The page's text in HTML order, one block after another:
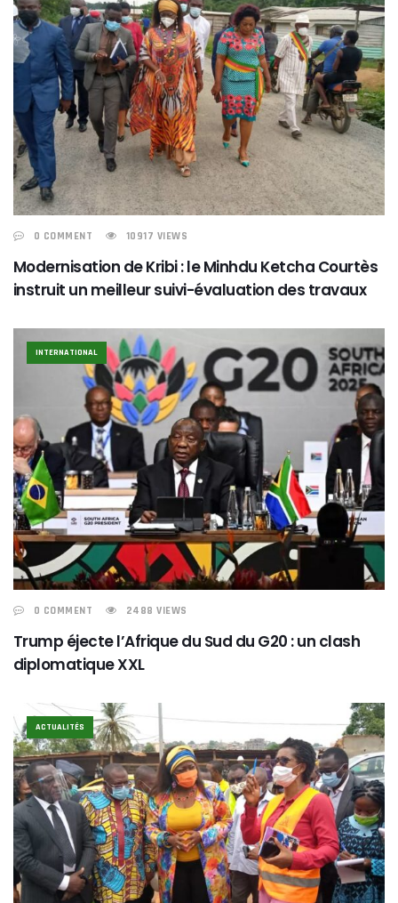
0 COMMENT 10917 VIEWS
Modernisation de Kribi : le Minhdu Ketcha Courtès
instruit un meilleur suivi-évaluation des travaux
INTERNATIONAL
0 COMMENT 2488 VIEWS
Trump éjecte l’Afrique du Sud du G20 : un clash
diplomatique XXL
ACTUALITÉS